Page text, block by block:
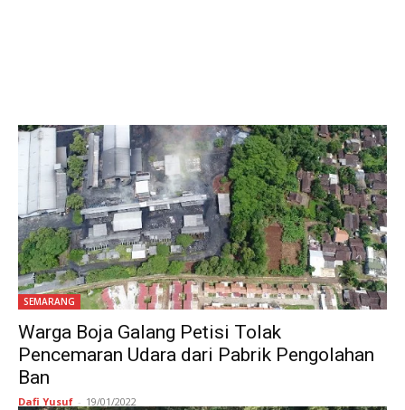
SEMARANG
Warga Boja Galang Petisi Tolak
Pencemaran Udara dari Pabrik Pengolahan
Ban
Dafi Yusuf - 19/01/2022